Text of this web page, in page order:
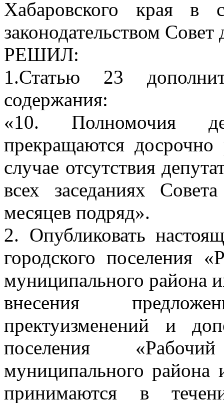
Хабаровского края в
законодательством Совет
РЕШИЛ:
1.Статью 23
содержания:
«10. Полномочия
прекращаются
случае отсутствия
всех заседаниях
месяцев подряд».
2. Опубликовать
городского поселения
муниципального района
внесения
пректуизменений и
поселения
муниципального района
принимаются в